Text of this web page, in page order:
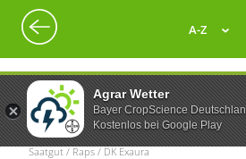
Agrar Wetter
Bayer CropScience
Kostenlos bei Google Play
A-Z
Saatgut / Raps / DK Exaura